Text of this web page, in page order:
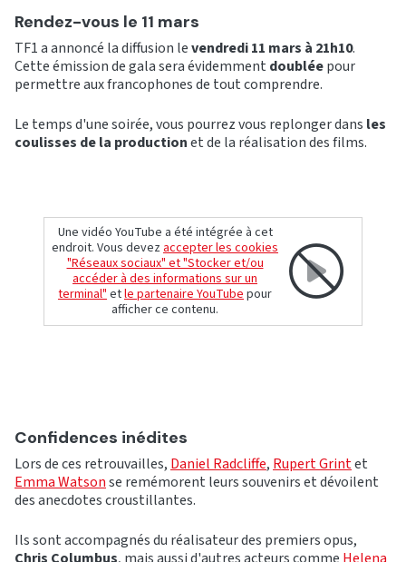
Rendez-vous le 11 mars
TF1 a annoncé la diffusion levendredi 11 mars à 21h10.
Cette émission de gala sera évidemment doubléepour
permettre aux francophones de tout comprendre.
Le temps d'une soirée, vous pourrez vous replonger dans les
coulisses de la productionet de la réalisation des films.
Une vidéo YouTube a été intégrée à cet
endroit. Vous devezaccepter les cookies
"Réseaux sociaux" et "Stocker et/ou
accéder à des informations sur un
terminal"etle partenaire YouTubepour
afficher ce contenu.
Confidences inédites
Lors de ces retrouvailles, Daniel Radcliffe, Rupert Grintet
Emma Watsonse remémorent leurs souvenirs et dévoilent
des anecdotes croustillantes.
Ils sont accompagnés du réalisateur des premiers opus,